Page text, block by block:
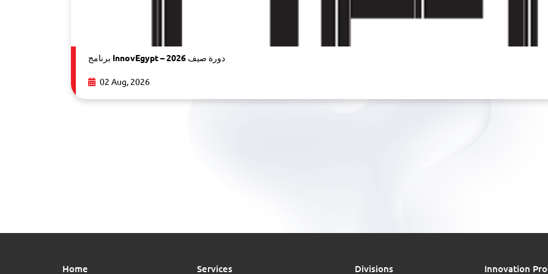
برنامج InnovEgypt – دورة صيف 2026
02 Aug, 2026
Home Services Divisions Innovation